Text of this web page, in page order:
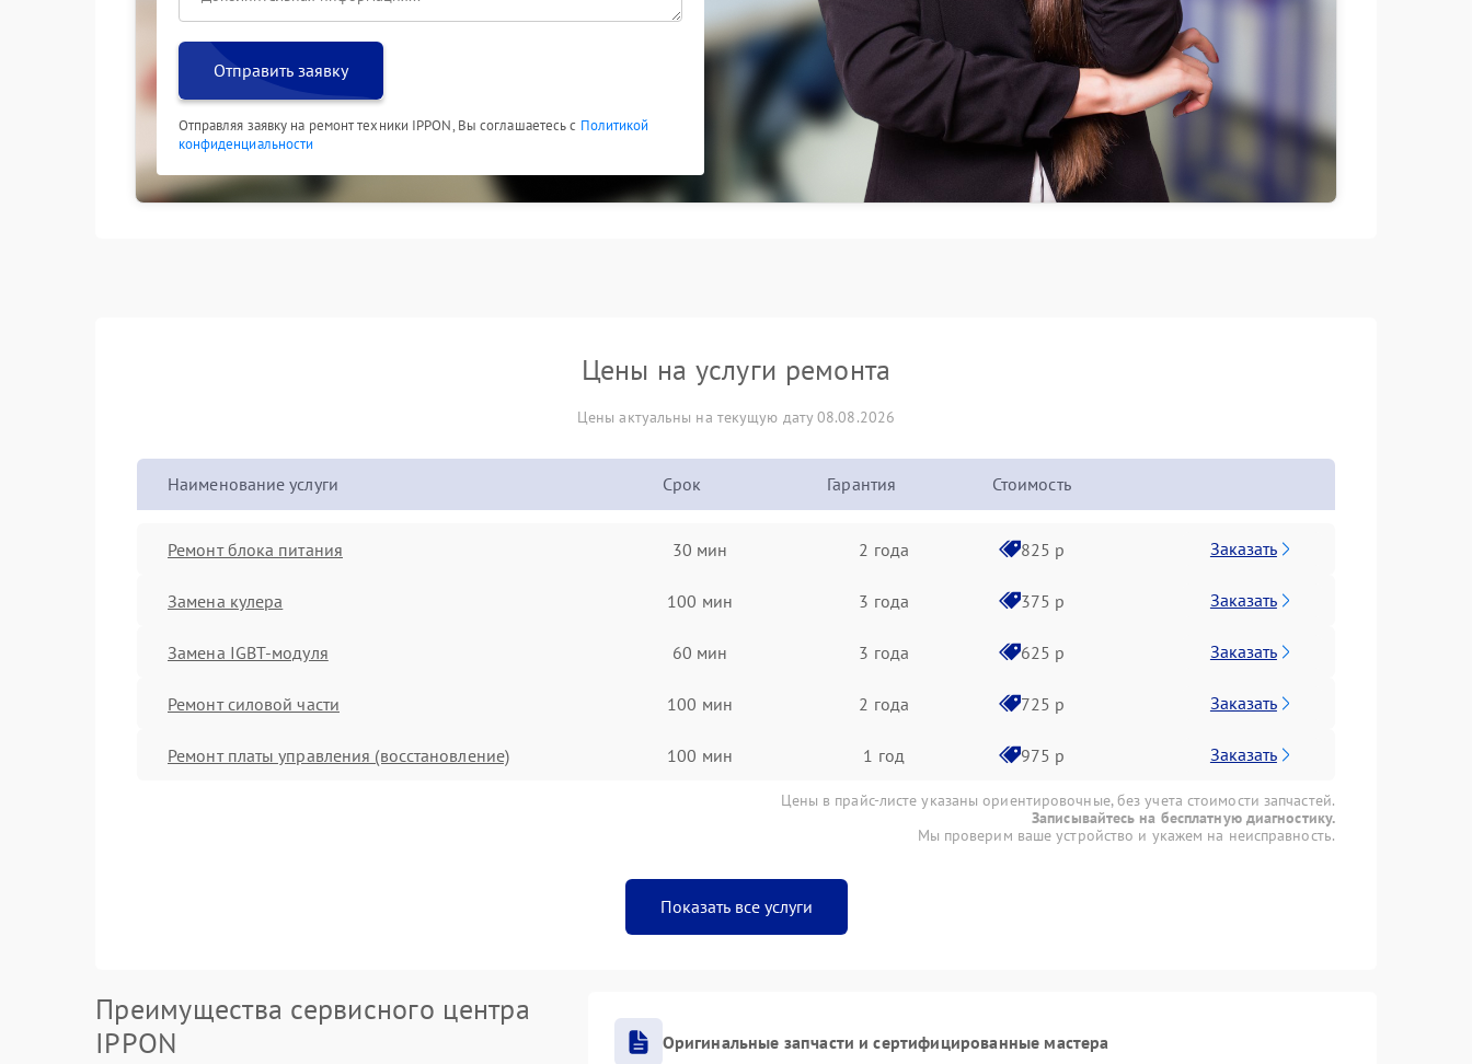
Отправить заявку
Отправляя заявку на ремонт техники IPPON, Вы соглашаетесь с Политикой
конфиденциальности
Цены на услуги ремонта
Цены актуальны на текущую дату 08.08.2026
Наименование услуги Срок Гарантия Стоимость
Ремонт блока питания 30 мин 2 года 825 р Заказать
Замена кулера 100 мин 3 года 375 р Заказать
Замена IGBT-модуля 60 мин 3 года 625 р Заказать
Ремонт силовой части 100 мин 2 года 725 р Заказать
Ремонт платы управления (восстановление) 100 мин 1 год 975 р Заказать
Цены в прайс-листе указаны ориентировочные, без учета стоимости запчастей.
Записывайтесь на бесплатную диагностику.
Мы проверим ваше устройство и укажем на неисправность.
Показать все услуги
Преимущества сервисного центра
IPPON
Оригинальные запчасти и сертифицированные мастера